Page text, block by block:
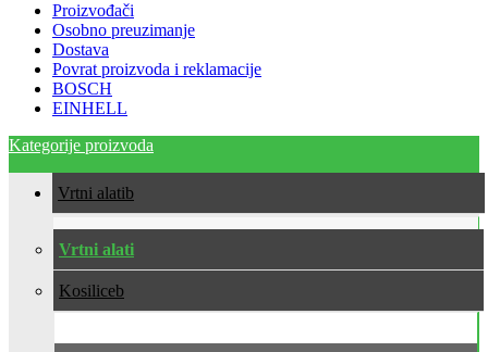
Proizvođači
Osobno preuzimanje
Dostava
Povrat proizvoda i reklamacije
BOSCH
EINHELL
Kategorije proizvoda
Vrtni alati
Vrtni alati
Kosilice